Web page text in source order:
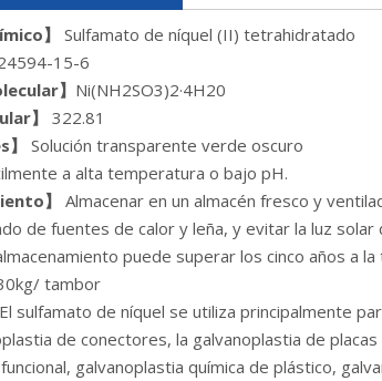
】
Sulfamato de níquel (II) tetrahidratado
15-6
】 Ni(NH2SO3)2·4H20
】
322.81
Solución transparente verde oscuro
a alta temperatura o bajo pH.
】
Almacenar en un almacén fresco y
de fuentes de calor y leña, y evitar la luz solar
puede superar los cinco años a
tambor
El sulfamato de níquel se utiliza principalmente
de conectores, la galvanoplastia de
galvanoplastia química de plástico,